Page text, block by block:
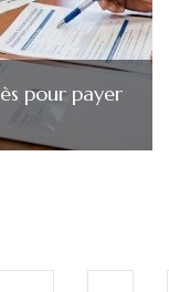
pour payer